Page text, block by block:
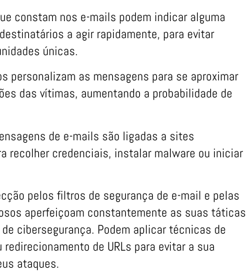
constam nos e-mails podem indicar alguma
a agir rapidamente, para evitar
únicas.
personalizam as mensagens para se aproximar
das vítimas, aumentando a probabilidade de
de e-mails são ligadas a sites
recolher credenciais, instalar malware ou iniciar
pelos filtros de segurança de e-mail e pelas
aperfeiçoam constantemente as suas táticas
cibersegurança. Podem aplicar técnicas de
de URLs para evitar a sua
ataques.